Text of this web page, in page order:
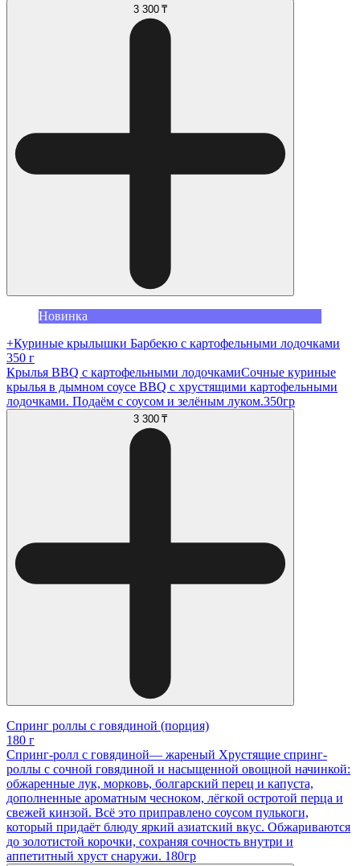
3 300 ₸
Новинка
+Куриные крылышки Барбекю с картофельными лодочками
350 г
Крылья BBQ с картофельными лодочкамиСочные куриные
крылья в дымном соусе BBQ с хрустящими картофельными
лодочками. Подаём с соусом и зелёным луком.350гр
3 300 ₸
Спринг роллы с говядиной (порция)
180 г
Спринг-ролл с говядиной— жареный Хрустящие спринг-
роллы с сочной говядиной и насыщенной овощной начинкой:
обжаренные лук, морковь, болгарский перец и капуста,
дополненные ароматным чесноком, лёгкой остротой перца и
свежей кинзой. Всё это приправлено соусом пулькоги,
который придаёт блюду яркий азиатский вкус. Обжариваются
до золотистой корочки, сохраняя сочность внутри и
аппетитный хруст снаружи. 180гр